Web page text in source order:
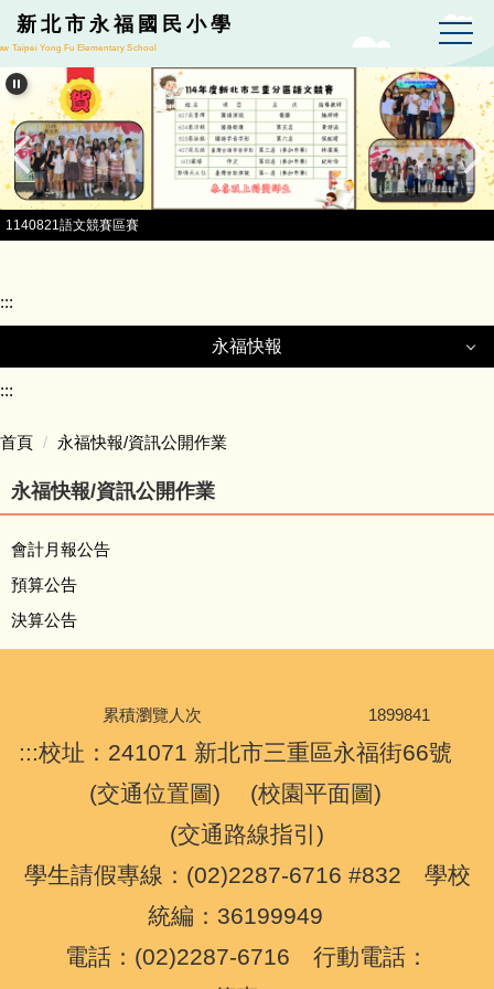
跳到主要內容區
新北市永福國民小學
Taipei Yong Fu Elementary School
1140821語文競賽區賽
:::
永福快報
教務處
總務處
會計室
:::
首頁 永福快報/資訊公開作業
永福快報/資訊公開作業
會計月報公告
預算公告
決算公告
累積瀏覽人次 1899841
:::校址：241071 新北市三重區永福街66號
(交通位置圖) (校園平面圖)
(交通路線指引 )
學生請假專線：(02)2287-6716 #832 學校
統編：36199949
電話：(02)2287-6716 行動電話：